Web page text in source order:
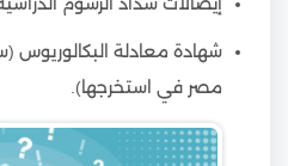
شهادة معادلة
مصر في استخرجها).